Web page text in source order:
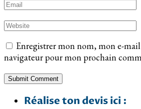
Enregistrer mon nom, mon e-
navigateur pour mon prochain
Réalise ton devis ici :